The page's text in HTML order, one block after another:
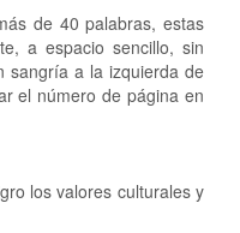
de 40 palabras, estas
a espacio sencillo, sin
sangría a la izquierda de
el número de página en
los valores culturales y